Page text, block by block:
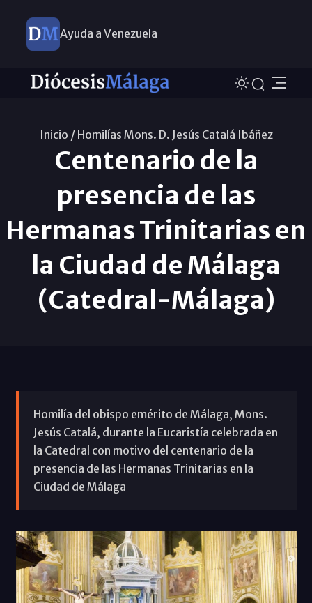
Ayuda a Venezuela
Inicio / Homilías Mons. D. Jesús Catalá Ibáñez
Centenario de la
presencia de las
Hermanas Trinitarias en
la Ciudad de Málaga
(Catedral-Málaga)
Homilía del obispo emérito de Málaga, Mons.
Jesús Catalá, durante la Eucaristía celebrada en
la Catedral con motivo del centenario de la
presencia de las Hermanas Trinitarias en la
Ciudad de Málaga